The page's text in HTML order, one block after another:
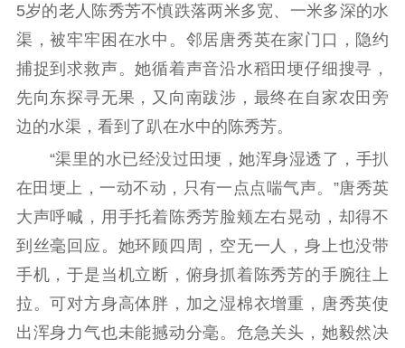
精神文明
文明创建 文明实践
文明培育
先进典型
社会宣传
思想政治教育 爱国主义教育
全民国防教育
红色资源保护利
用
新闻出版
精品出版 全民阅读
出版监管
扫黄打非
5岁的老人陈秀芳不慎跌落两米多宽、一米多深的水
渠，被牢牢困在水中。邻居唐秀英在家门口，隐约
捕捉到求救声。她循着声音沿水稻田埂仔细搜寻，
先向东探寻无果，又向南跋涉，最终在自家农田旁
边的水渠，看到了趴在水中的陈秀芳。
“渠里的水已经没过田埂，她浑身湿透了，手扒
在田埂上，一动不动，只有一点点喘气声。”唐秀英
大声呼喊，用手托着陈秀芳脸颊左右晃动，却得不
到丝毫回应。她环顾四周，空无一人，身上也没带
手机，于是当机立断，俯身抓着陈秀芳的手腕往上
拉。可对方身高体胖，加之湿棉衣增重，唐秀英使
出浑身力气也未能撼动分毫。危急关头，她毅然决